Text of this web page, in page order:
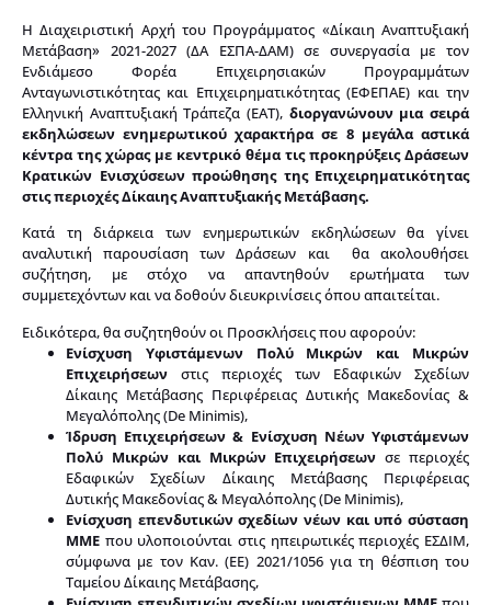
Η Διαχειριστική Αρχή του Προγράμματος «Δίκαιη Αναπτυξιακή
Μετάβαση» 2021-2027 (ΔΑ ΕΣΠΑ-ΔΑΜ) σε συνεργασία με τον
Ενδιάμεσο Φορέα Επιχειρησιακών Προγραμμάτων
Ανταγωνιστικότητας και Επιχειρηματικότητας (ΕΦΕΠΑΕ) και την
Ελληνική Αναπτυξιακή Τράπεζα (ΕΑΤ), διοργανώνουν μια σειρά
εκδηλώσεων ενημερωτικού χαρακτήρα σε 8 μεγάλα αστικά
κέντρα της χώρας με κεντρικό θέμα τις προκηρύξεις Δράσεων
Κρατικών Ενισχύσεων προώθησης της Επιχειρηματικότητας
στις περιοχές Δίκαιης Αναπτυξιακής Μετάβασης.
Κατά τη διάρκεια των ενημερωτικών εκδηλώσεων θα γίνει
αναλυτική παρουσίαση των Δράσεων και θα ακολουθήσει
συζήτηση, με στόχο να απαντηθούν ερωτήματα των
συμμετεχόντων και να δοθούν διευκρινίσεις όπου απαιτείται.
Ειδικότερα, θα συζητηθούν οι Προσκλήσεις που αφορούν:
Ενίσχυση
Υφιστάμενων Πολύ Μικρών και Μικρών
Επιχειρήσεων στις περιοχές των Εδαφικών Σχεδίων
Δίκαιης Μετάβασης Περιφέρειας Δυτικής Μακεδονίας &
Μεγαλόπολης (De Minimis),
Ίδρυση Επιχειρήσεων & Ενίσχυση Νέων Υφιστάμενων
Πολύ Μικρών και Μικρών Επιχειρήσεων σε περιοχές
Εδαφικών Σχεδίων Δίκαιης Μετάβασης Περιφέρειας
Δυτικής Μακεδονίας & Μεγαλόπολης (De Minimis),
Ενίσχυση επενδυτικών σχεδίων νέων και υπό σύσταση
ΜΜΕ που υλοποιούνται στις ηπειρωτικές περιοχές ΕΣΔΙΜ,
σύμφωνα με τον Καν. (ΕΕ) 2021/1056 για τη θέσπιση του
Ταμείου Δίκαιης Μετάβασης,